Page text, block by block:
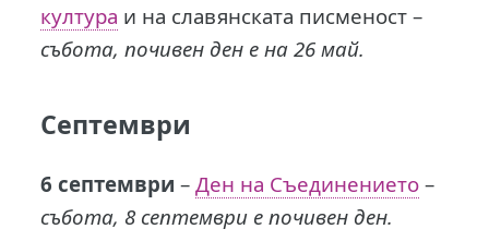
култура и на славянската писменост –
събота, почивен ден е на 26 май.
Септември
6 септември–Ден на Съединението –
събота, 8 септември е почивен ден.